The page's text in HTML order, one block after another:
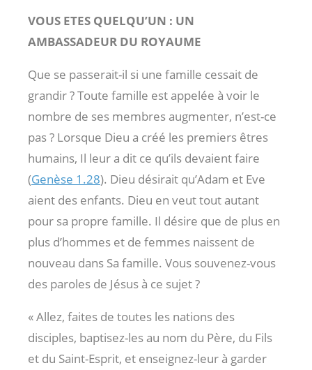
VOUS ETES QUELQU’UN : UN
AMBASSADEUR DU ROYAUME
Que se passerait-il si une famille cessait de
grandir ? Toute famille est appelée à voir le
nombre de ses membres augmenter, n’est-ce
pas ? Lorsque Dieu a créé les premiers êtres
humains, Il leur a dit ce qu’ils devaient faire
(Genèse 1.28). Dieu désirait qu’Adam et Eve
aient des enfants. Dieu en veut tout autant
pour sa propre famille. Il désire que de plus en
plus d’hommes et de femmes naissent de
nouveau dans Sa famille. Vous souvenez-vous
des paroles de Jésus à ce sujet ?
« Allez, faites de toutes les nations des
disciples, baptisez-les au nom du Père, du Fils
et du Saint-Esprit, et enseignez-leur à garder